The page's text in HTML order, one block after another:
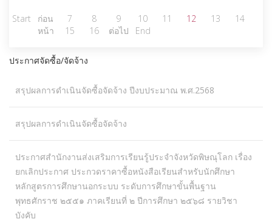
Start
ก่อน
หน้า
7 8 9 10 11 12 13
14
15
16 ต่อไป End
ประกาศจัดซื้อ/จัดจ้าง
สรุปผลการดำเนินจัดซื้อจัดจ้าง ปีงบประมาณ พ.ศ.2568
สรุปผลการดำเนินจัดซื้อจัดจ้าง
ประกาศสำนักงานส่งเสริมการเรียนรู้ประจำจังหวัดพิษณุโลก เรื่อง
ยกเลิกประกาศ ประกวดราคาซื้อหนังสือเรียนสำหรับนักศึกษา
หลักสูตรการศึกษานอกระบบ ระดับการศึกษาขั้นพื้นฐาน
พุทธศักราช ๒๕๕๑ ภาคเรียนที่ ๒ ปีการศึกษา ๒๕๖๘ รายวิชา
บังคับ